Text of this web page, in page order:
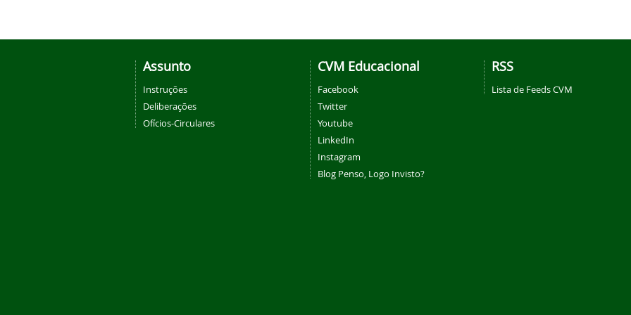
Assunto
Instruções
Deliberações
Ofícios-Circulares
CVM Educacional
Facebook
Twitter
Youtube
LinkedIn
Instagram
Blog Penso, Logo Invisto?
RSS
Lista de Feeds CVM